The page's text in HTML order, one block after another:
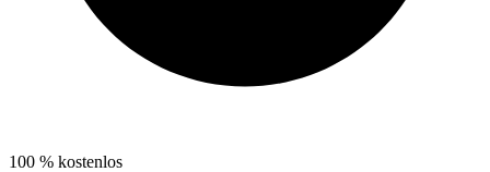
100 % kostenlos